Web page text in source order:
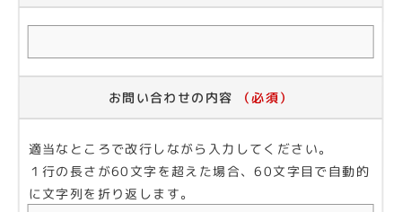
お問い合わせの内容 （必須）
適当なところで改行しながら入力してください。
１行の長さが60文字を超えた場合、60文字目で自動的
に文字列を折り返します。